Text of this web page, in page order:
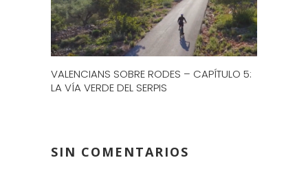
VALENCIANS SOBRE RODES – CAPÍTULO 5:
LA VÍA VERDE DEL SERPIS
SIN COMENTARIOS